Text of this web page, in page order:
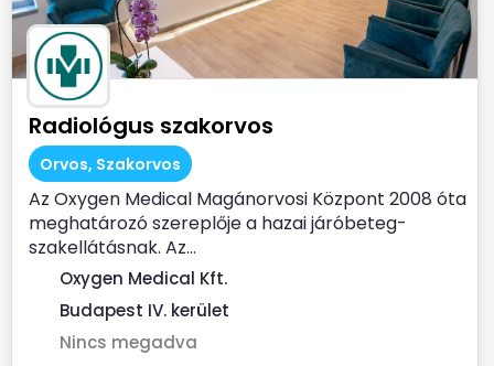
Radiológus szakorvos
Orvos, Szakorvos
Az Oxygen Medical Magánorvosi Központ 2008 óta
meghatározó szereplője a hazai járóbeteg-
szakellátásnak. Az...
Oxygen Medical Kft.
Budapest IV. kerület
Nincs megadva